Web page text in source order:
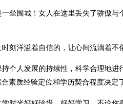
一坐围城！女人在这里丢失了骄傲
刻洋溢着自信的，让心间流淌着不
持个人发展的持续性，科学合理地
素质经验定位和学历契合程度决定